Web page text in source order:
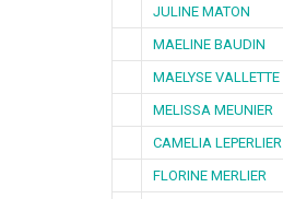
JULINE MATON
MAELINE BAUDIN
MAELYSE VALLETTE
MELISSA MEUNIER
CAMELIA LEPERLIER
FLORINE MERLIER